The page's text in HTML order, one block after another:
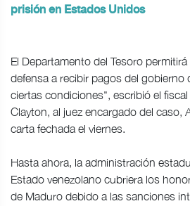
prisión en Estados Unidos
El Departamento del Tesoro
defensa a recibir pagos del gobierno
ciertas condiciones", escribió el
Clayton, al juez encargado del caso,
carta fechada el viernes.
Hasta ahora, la administración
Estado venezolano cubriera los
de Maduro debido a las sanciones